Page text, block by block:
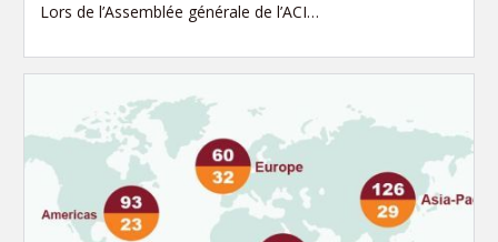
Lors de l’Assemblée générale de l’ACI…